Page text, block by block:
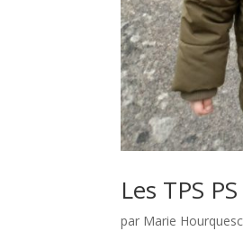
Les TPS
par Marie